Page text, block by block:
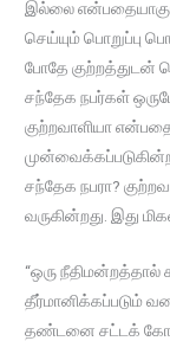
இல்லை
செய்யும் பொறுப்பு
போதே குற்றத்துடன்
சந்தேக நபர்கள்
குற்றவாளியா
சந்தேக நபரா?
வருகின்றது. இது
“ஒரு நீதிமன்றத்தால்
தீர்மானிக்கப்படும்
தண்டனை சட்டக்